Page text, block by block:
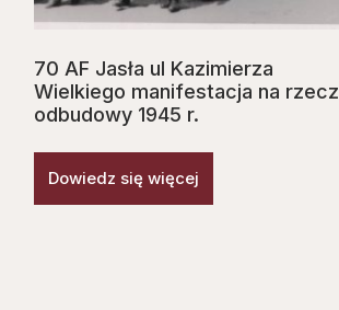
70 AF Jasła ul Kazimierza
Wielkiego manifestacja na rzecz
odbudowy 1945 r.
Dowiedz się więcej